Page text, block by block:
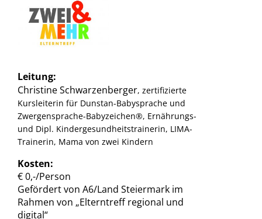
Leitung:
Christine Schwarzenberger, zertifizierte
Kursleiterin für Dunstan-Babysprache und
Zwergensprache-Babyzeichen®, Ernährungs-
und Dipl. Kindergesundheitstrainerin, LIMA-
Trainerin, Mama von zwei Kindern
Kosten:
€ 0,-/Person
Gefördert von A6/Land Steiermark im
Rahmen von „Elterntreff regional und
digital“